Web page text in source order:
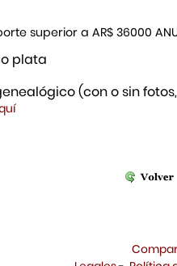
superior a AR$ 36000
plata
(con o sin